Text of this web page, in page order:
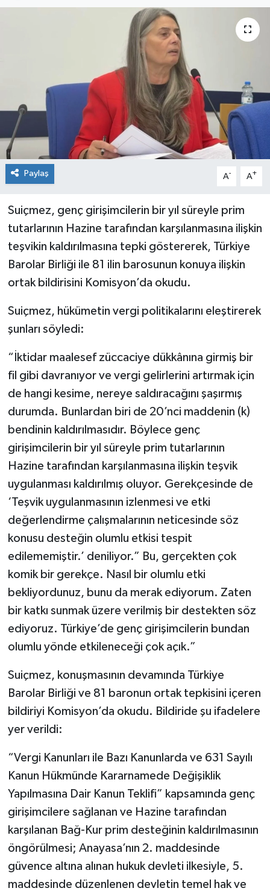
Paylaş A- A+
Suiçmez, genç girişimcilerin bir yıl süreyle prim
tutarlarının Hazine tarafından karşılanmasına ilişkin
teşvikin kaldırılmasına tepki göstererek, Türkiye
Barolar Birliği ile 81 ilin barosunun konuya ilişkin
ortak bildirisini Komisyon’da okudu.
Suiçmez, hükümetin vergi politikalarını eleştirerek
şunları söyledi:
“İktidar maalesef züccaciye dükkânına girmiş bir
fil gibi davranıyor ve vergi gelirlerini artırmak için
de hangi kesime, nereye saldıracağını şaşırmış
durumda. Bunlardan biri de 20’nci maddenin (k)
bendinin kaldırılmasıdır. Böylece genç
girişimcilerin bir yıl süreyle prim tutarlarının
Hazine tarafından karşılanmasına ilişkin teşvik
uygulanması kaldırılmış oluyor. Gerekçesinde de
‘Teşvik uygulanmasının izlenmesi ve etki
değerlendirme çalışmalarının neticesinde söz
konusu desteğin olumlu etkisi tespit
edilememiştir.’ deniliyor.” Bu, gerçekten çok
komik bir gerekçe. Nasıl bir olumlu etki
bekliyordunuz, bunu da merak ediyorum. Zaten
bir katkı sunmak üzere verilmiş bir destekten söz
ediyoruz. Türkiye’de genç girişimcilerin bundan
olumlu yönde etkileneceği çok açık.”
Suiçmez, konuşmasının devamında Türkiye
Barolar Birliği ve 81 baronun ortak tepkisini içeren
bildiriyi Komisyon’da okudu. Bildiride şu ifadelere
yer verildi:
“Vergi Kanunları ile Bazı Kanunlarda ve 631 Sayılı
Kanun Hükmünde Kararnamede Değişiklik
Yapılmasına Dair Kanun Teklifi” kapsamında genç
girişimcilere sağlanan ve Hazine tarafından
karşılanan Bağ-Kur prim desteğinin kaldırılmasının
öngörülmesi; Anayasa’nın 2. maddesinde
güvence altına alınan hukuk devleti ilkesiyle, 5.
maddesinde düzenlenen devletin temel hak ve